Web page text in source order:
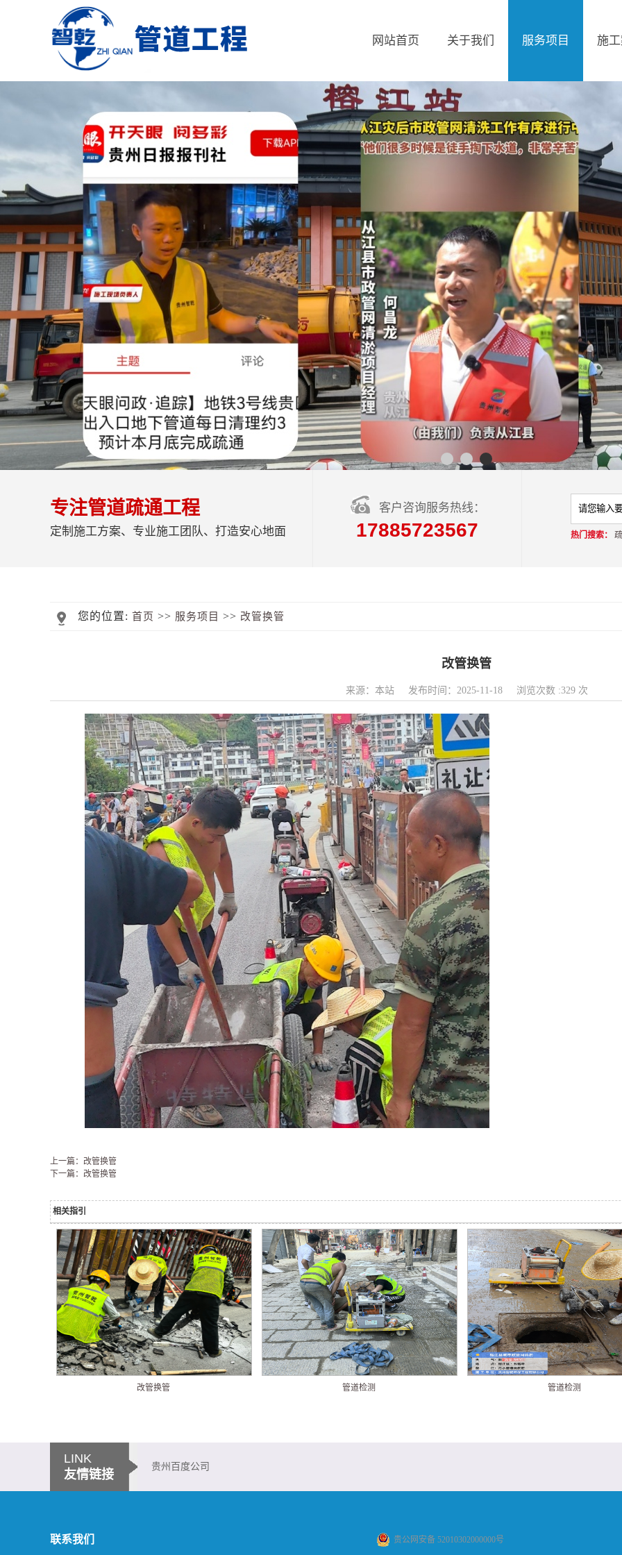
网站首页 关于我们 服务项目 施
专注管道疏通工程
定制施工方案、专业施工团队、打造安心地面
客户咨询服务热线：
17885723567 热门搜索：
您的位置: 首页 >> 服务项目 >> 改管换管
改管换管
来源：本站 发布时间：2025-11-18 浏览次数 :329 次
上一篇：改管换管
下一篇：改管换管
相关指引
改管换管 管道检测 管道检测
LINK
友情链接
贵州百度公司
联系我们 贵公网安备 52010302000000号